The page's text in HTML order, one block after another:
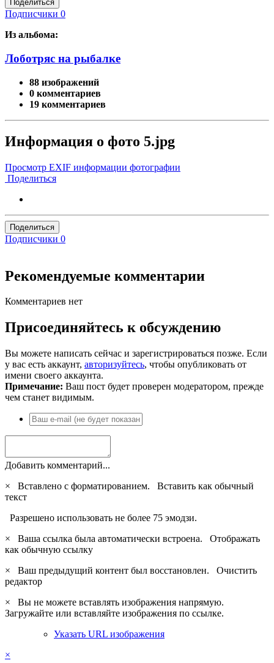
Поделиться
Подписчики 0
Из альбома:
Лоботряс на рыбалке
88 изображений
0 комментариев
19 комментариев
Информация о фото 5.jpg
Просмотр EXIF информации фотографии
Поделиться
Поделиться
Подписчики 0
Рекомендуемые комментарии
Комментариев нет
Присоединяйтесь к обсуждению
Вы можете написать сейчас и зарегистрироваться позже. Если
у вас есть аккаунт, авторизуйтесь, чтобы опубликовать от
имени своего аккаунта.
Примечание: Ваш пост будет проверен модератором, прежде
чем станет видимым.
Добавить комментарий...
×
Вставлено с форматированием. Вставить как обычный
текст
Разрешено использовать не более 75 эмодзи.
×
Ваша ссылка была автоматически встроена. Отображать
как обычную ссылку
×
Ваш предыдущий контент был восстановлен. Очистить
редактор
×
Вы не можете вставлять изображения напрямую.
Загружайте или вставляйте изображения по ссылке.
Указать URL изображения
×